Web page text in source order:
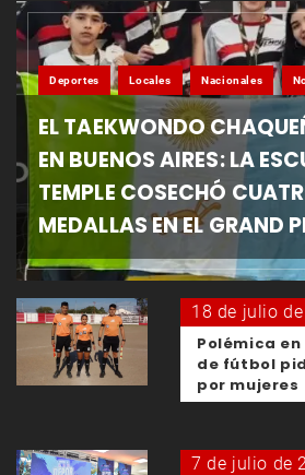
Deportes Locales Nacionales
EL TAEKWONDO
EN BUENOS AIRES: LA
TEMPLE COSECHÓ
MEDALLAS EN EL GRAND
18 de julio
Polémica
de fútbol
por mujeres
7 de julio de